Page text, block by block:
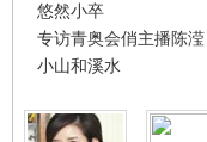
悠然小卒
专访青奥会俏主播陈
小山和溪水